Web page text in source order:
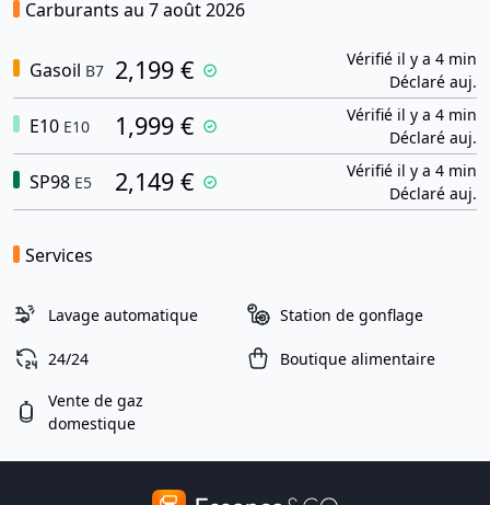
Carburants au 7 août 2026
Gasoil B7 2,199 €
Vérifié il y a 4 min
Déclaré auj.
E10 E10 1,999 €
Vérifié il y a 4 min
Déclaré auj.
SP98 E5 2,149 €
Vérifié il y a 4 min
Déclaré auj.
Services
Lavage automatique Station de gonflage
24/24 Boutique alimentaire
Vente de gaz
domestique